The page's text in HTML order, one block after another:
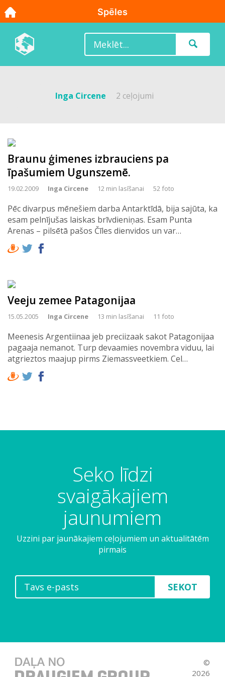
Inga Circene 2 ceļojumi
Braunu ģimenes izbrauciens pa
īpašumiem Ugunszemē.
19.02.2009 Inga Circene 12 min lasīšanai 52 foto
Pēc divarpus mēnešiem darba Antarktīdā, bija sajūta, ka
esam pelnījušas laiskas brīvdieniņas. Esam Punta
Arenas – pilsētā pašos Čīles dienvidos un var…
Veeju zemee Patagonijaa
15.05.2005 Inga Circene 13 min lasīšanai 11 foto
Meenesis Argentiinaa jeb preciizaak sakot Patagonijaa
pagaaja nemanot. Turp devaamies novembra viduu, lai
atgrieztos maajup pirms Ziemassveetkiem. Cel…
Seko līdzi
svaigākajiem
jaunumiem
Uzzini par jaunākajiem ceļojumiem un aktualitātēm
pirmais
SEKOT
©
2026